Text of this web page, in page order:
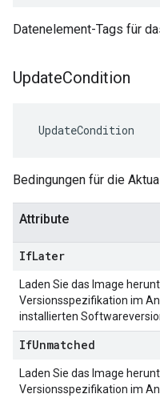
Datenelement-Tags für
UpdateCondition
UpdateCondition
Bedingungen für die
Attribute
IfLater
Laden Sie das Image
Versionsspezifikation im
installierten
IfUnmatched
Laden Sie das Image
Versionsspezifikation im